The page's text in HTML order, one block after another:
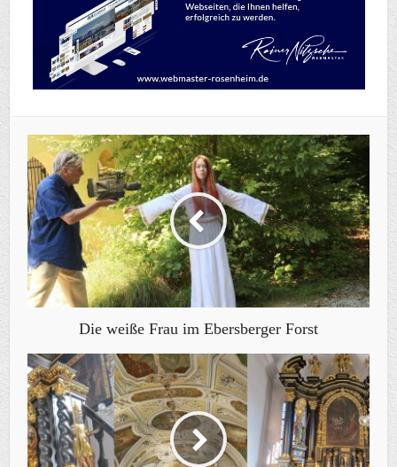
Die weiße Frau im Ebersberger Forst